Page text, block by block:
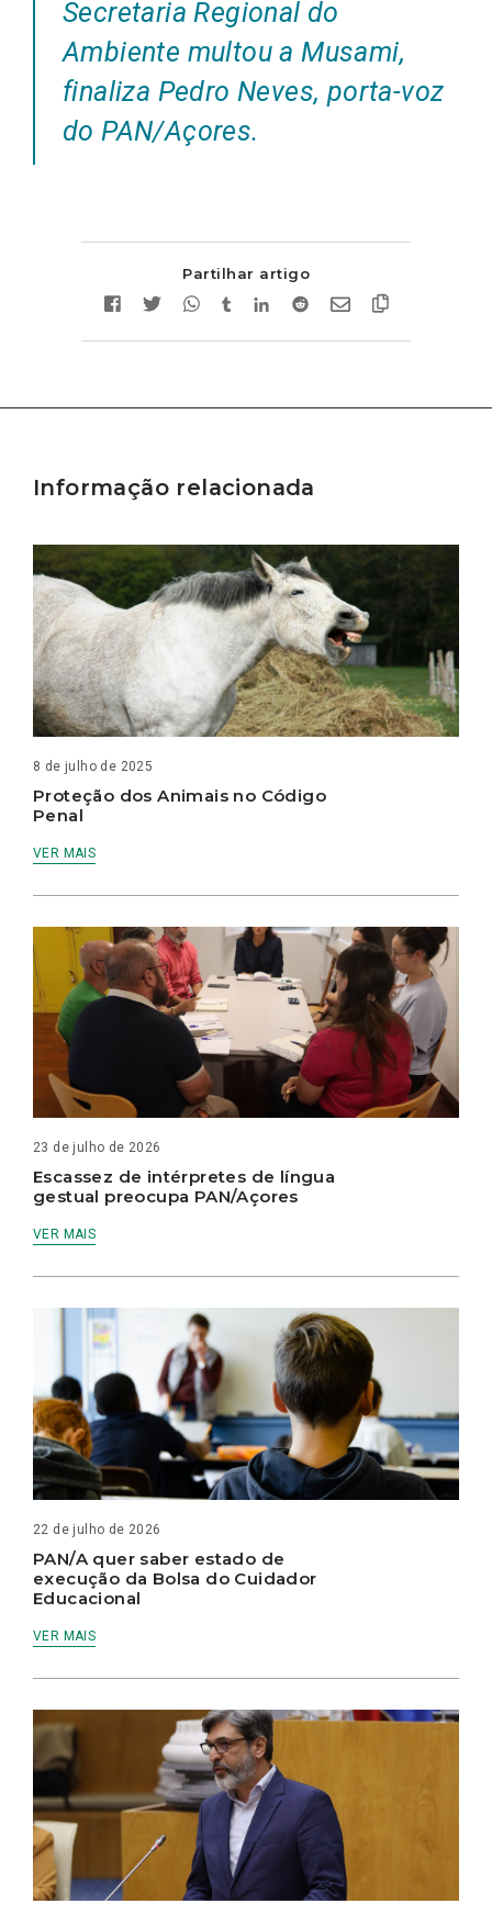
Secretaria Regional do
Ambiente multou a Musami,
finaliza Pedro Neves, porta-voz
do PAN/Açores.
Partilhar artigo
Informação relacionada
8 de julho de 2025
Proteção dos Animais no Código
Penal
VER MAIS
23 de julho de 2026
Escassez de intérpretes de língua
gestual preocupa PAN/Açores
VER MAIS
22 de julho de 2026
PAN/A quer saber estado de
execução da Bolsa do Cuidador
Educacional
VER MAIS